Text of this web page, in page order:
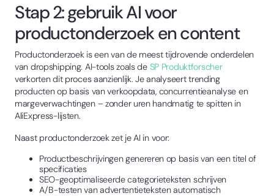
Stap 2: gebruik AI voor
productonderzoek en content
Productonderzoek is een van de meest tijdrovende onderdelen
van dropshipping. AI-tools zoals de SP Produktforscher
verkorten dit proces aanzienlijk. Je analyseert trending
producten op basis van verkoopdata, concurrentieanalyse en
margeverwachtingen – zonder uren handmatig te spitten in
AliExpress-lijsten.
Naast productonderzoek zet je AI in voor:
Productbeschrijvingen genereren op basis van een titel of
specificaties
SEO-geoptimaliseerde categorieteksten schrijven
A/B-testen van advertentieteksten automatisch